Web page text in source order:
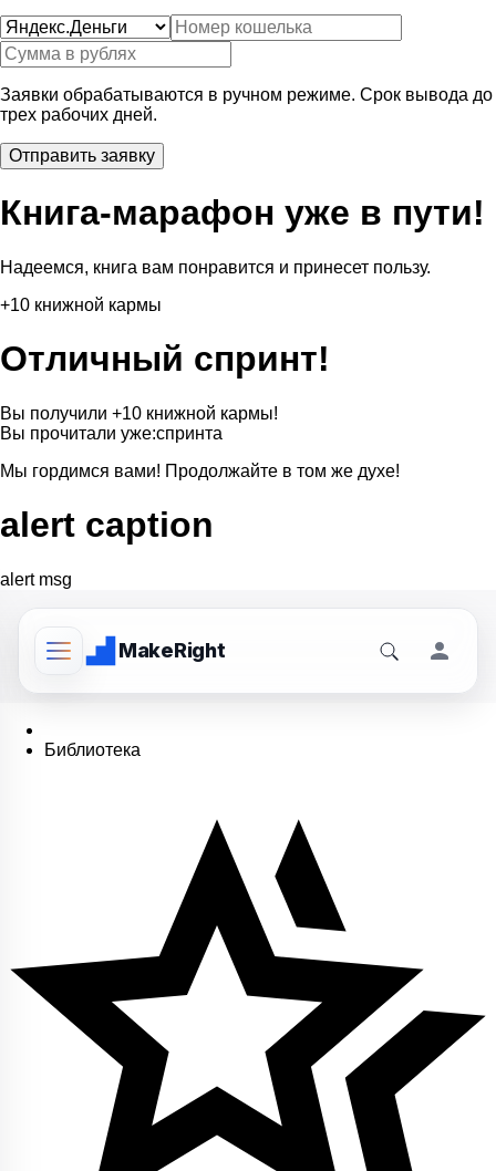
Заявки обрабатываются в ручном режиме. Срок вывода до
трех рабочих дней.
Книга-марафон уже в пути!
Надеемся, книга вам понравится и принесет пользу.
+10 книжной кармы
Отличный спринт!
Вы получили +10 книжной кармы!
Вы прочитали уже:спринта
Мы гордимся вами! Продолжайте в том же духе!
alert caption
alert msg
MakeRight
Библиотека